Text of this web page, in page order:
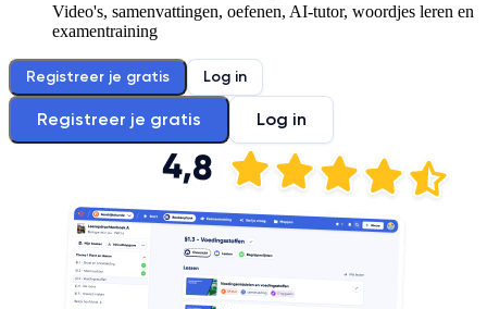
Video's, samenvattingen, oefenen, AI-tutor, woordjes leren en
examentraining
Registreer je gratis Log in
Registreer je gratis Log in